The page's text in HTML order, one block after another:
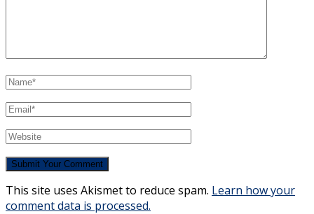
This site uses Akismet to reduce spam. Learn how your
comment data is processed.